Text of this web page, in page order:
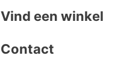
Vind een winkel
Contact